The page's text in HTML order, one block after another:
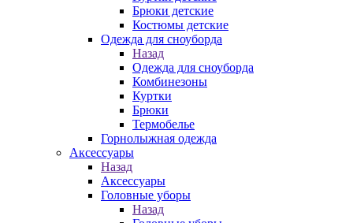
Брюки детские
Костюмы детские
Одежда для сноуборда
Назад
Одежда для сноуборда
Комбинезоны
Куртки
Брюки
Термобелье
Горнолыжная одежда
Аксессуары
Назад
Аксессуары
Головные уборы
Назад